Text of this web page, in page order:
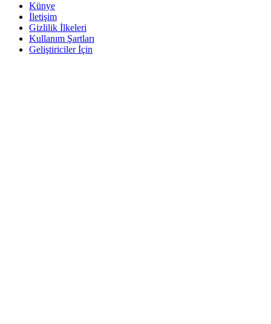
Künye
İletişim
Gizlilik İlkeleri
Kullanım Şartları
Geliştiriciler İçin